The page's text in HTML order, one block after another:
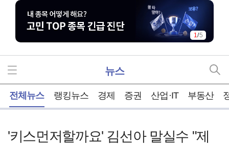
1/5
뉴스
전체뉴스 랭킹뉴스 경제 증권 산업·IT 부동산
'키스먼저할까요' 김선아 말실수 "제